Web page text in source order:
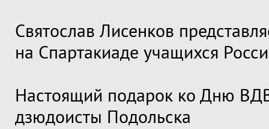
Святослав Лисенков
на Спартакиаде учащихся
Настоящий подарок ко Дню
дзюдоисты Подольска